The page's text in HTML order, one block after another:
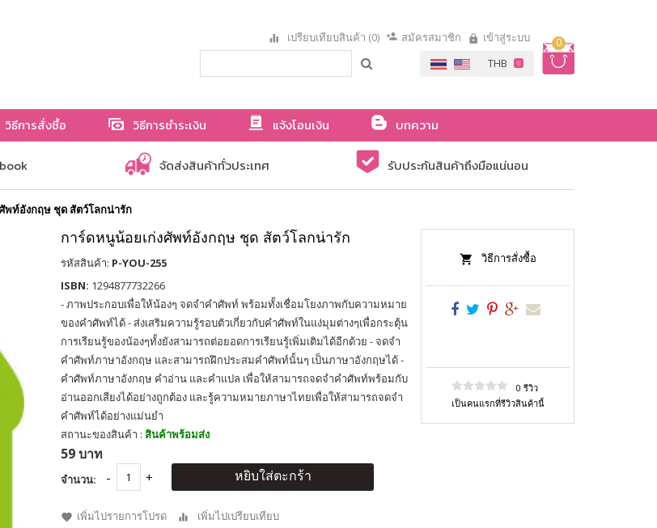
0
เปรียบเทียบสินค้า (0) สมัครสมาชิก เข้าสู่ระบบ
วิธีการสั่งซื้อ วิธีการชำระเงิน แจ้งโอนเงิน
บทความ
จัดส่งสินค้าทั่วประเทศ รับประกันสินค้าถึงมือแน่นอน
พท์อังกฤษ ชุด สัตว์โลกน่ารัก
การ์ดหนูน้อยเก่งศัพท์อังกฤษ ชุด สัตว์โลกน่ารัก
รหัสสินค้า: P-YOU-255
ISBN: 1294877732266
- ภาพประกอบเพื่อให้น้องๆ จดจำคำศัพท์ พร้อมทั้งเชื่อมโยงภาพกับความหมาย
ของคำศัพท์ได้ - ส่งเสริมความรู้รอบตัวเกี่ยวกับคำศัพท์ในแง่มุมต่างๆเพื่อกระตุ้น
การเรียนรู้ของน้องๆทั้งยังสามารถต่อยอดการเรียนรู้เพิ่มเติมได้อีกด้วย - จดจำ
คำศัพท์ภาษาอังกฤษ และสามารถฝึกประสมคำศัพท์นั้นๆ เป็นภาษาอังกฤษได้ -
คำศัพท์ภาษาอังกฤษ คำอ่าน และคำแปล เพื่อให้สามารถจดจำคำศัพท์พร้อมกับ
อ่านออกเสียงได้อย่างถูกต้อง และรู้ความหมายภาษาไทยเพื่อให้สามารถจดจำ
คำศัพท์ได้อย่างแม่นยำ
สถานะของสินค้า : สินค้าพร้อมส่ง
59 บาท
จำนวน: หยิบใส่ตะกร้า
เพิ่มไปรายการโปรด เพิ่มไปเปรียบเทียบ
วิธีการสั่งซื้อ
0 รีวิว
เป็นคนแรกที่รีวิวสินค้านี้